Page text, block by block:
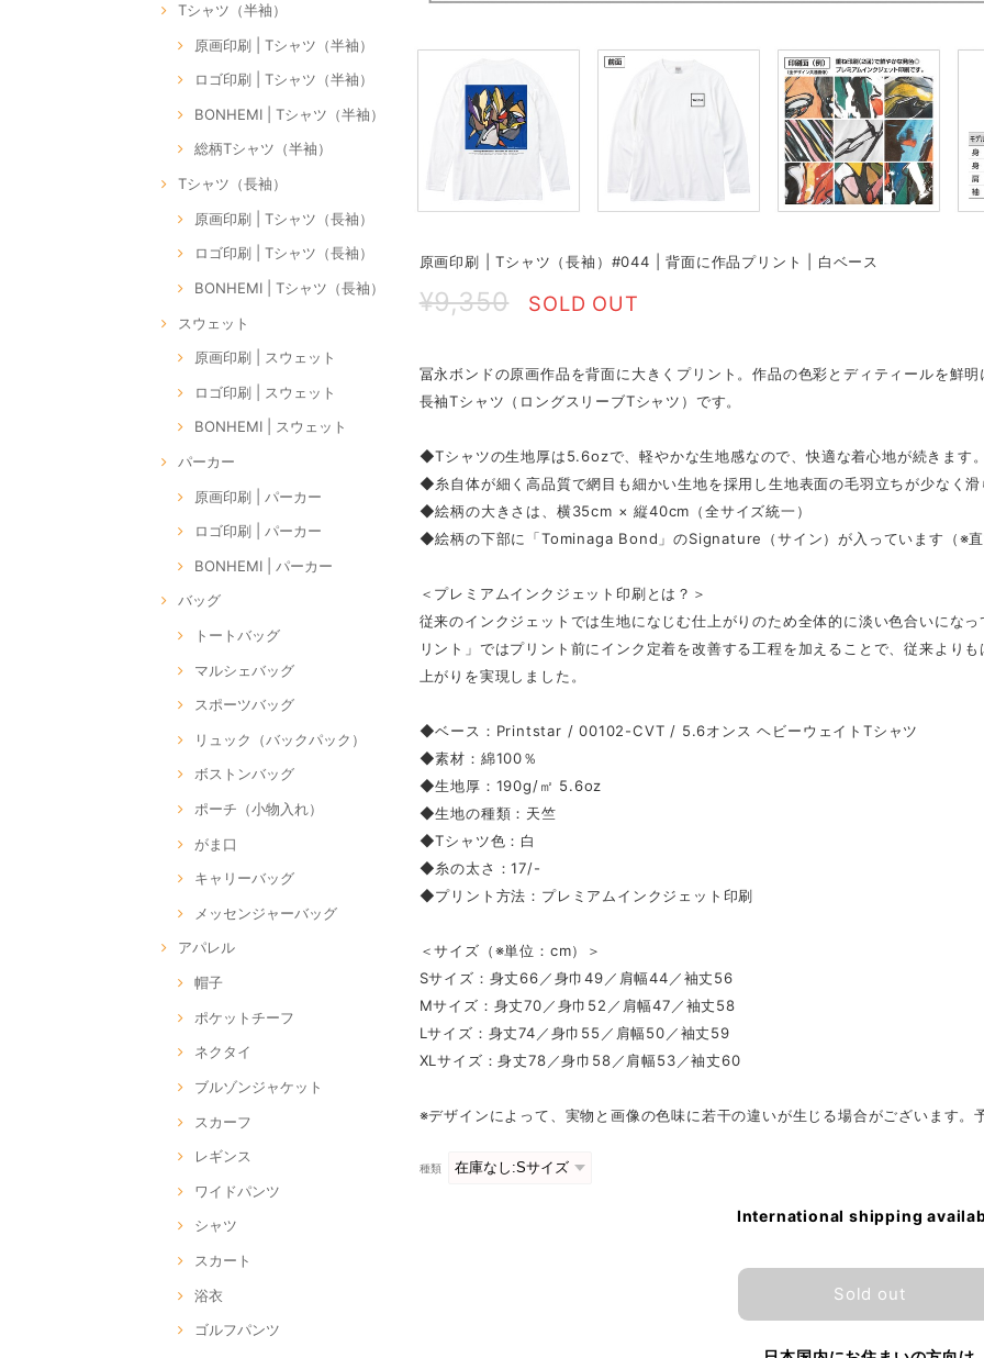
Tシャツ（半袖）
原画印刷 | Tシャツ（半袖）
ロゴ印刷 | Tシャツ（半袖）
BONHEMI | Tシャツ（半袖）
総柄Tシャツ（半袖）
Tシャツ（長袖）
原画印刷 | Tシャツ（長袖）
ロゴ印刷 | Tシャツ（長袖）
BONHEMI | Tシャツ（長袖）
スウェット
原画印刷 | スウェット
ロゴ印刷 | スウェット
BONHEMI | スウェット
パーカー
原画印刷 | パーカー
ロゴ印刷 | パーカー
BONHEMI | パーカー
バッグ
トートバッグ
マルシェバッグ
スポーツバッグ
リュック（バックパック）
ボストンバッグ
ポーチ（小物入れ）
がま口
キャリーバッグ
メッセンジャーバッグ
アパレル
帽子
ポケットチーフ
ネクタイ
ブルゾンジャケット
スカーフ
レギンス
ワイドパンツ
シャツ
スカート
浴衣
ゴルフパンツ
原画印刷 | Tシャツ（長袖）#044 | 背面に作品プリント | 白ベース
¥9,350 SOLD OUT
冨永ボンドの原画作品を背面に大きくプリント。作品の色彩とディティールを鮮
長袖Tシャツ（ロングスリーブTシャツ）です。
◆Tシャツの生地厚は5.6ozで、軽やかな生地感なので、快適な着心地が続きます。
◆糸自体が細く高品質で網目も細かい生地を採用し生地表面の毛羽立ちが少なく滑
◆絵柄の大きさは、横35cm × 縦40cm（全サイズ統一）
◆絵柄の下部に「Tominaga Bond」のSignature（サイン）が入っています（※直
＜プレミアムインクジェット印刷とは？＞
従来のインクジェットでは生地になじむ仕上がりのため全体的に淡い色合いにな
リント」ではプリント前にインク定着を改善する工程を加えることで、従来より
上がりを実現しました。
◆ベース：Printstar / 00102-CVT / 5.6オンス ヘビーウェイトTシャツ
◆素材：綿100％
◆生地厚：190g/㎡ 5.6oz
◆生地の種類：天竺
◆Tシャツ色：白
◆糸の太さ：17/-
◆プリント方法：プレミアムインクジェット印刷
＜サイズ（※単位：cm）＞
Sサイズ：身丈66／身巾49／肩幅44／袖丈56
Mサイズ：身丈70／身巾52／肩幅47／袖丈58
Lサイズ：身丈74／身巾55／肩幅50／袖丈59
XLサイズ：身丈78／身巾58／肩幅53／袖丈60
※デザインによって、実物と画像の色味に若干の違いが生じる場合がございます。
種類
International shipping
Sold out